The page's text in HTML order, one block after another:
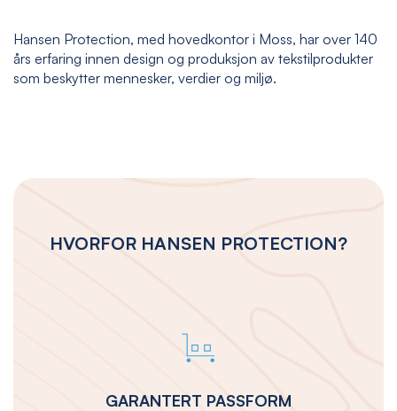
Hansen Protection, med hovedkontor i Moss, har over 140
års erfaring innen design og produksjon av tekstilprodukter
som beskytter mennesker, verdier og miljø.
HVORFOR HANSEN PROTECTION?
GARANTERT PASSFORM